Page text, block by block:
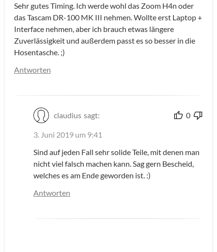
Sehr gutes Timing. Ich werde wohl das Zoom H4n oder
das Tascam DR-100 MK III nehmen. Wollte erst Laptop +
Interface nehmen, aber ich brauch etwas längere
Zuverlässigkeit und außerdem passt es so besser in die
Hosentasche. ;)
Antworten
claudius sagt: 0
3. Juni 2019 um 9:41
Sind auf jeden Fall sehr solide Teile, mit denen man
nicht viel falsch machen kann. Sag gern Bescheid,
welches es am Ende geworden ist. :)
Antworten